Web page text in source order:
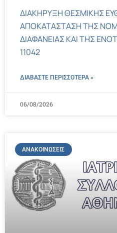
ΔΙΑΚΗΡΥΞΗ ΘΕΣΜΙΚΗΣ
ΑΠΟΚΑΤΑΣΤΑΣΗ ΤΗΣ
ΔΙΑΦΑΝΕΙΑΣ ΚΑΙ ΤΗΣ
11042
ΔΙΑΒΑΣΤΕ ΠΕΡΙΣΣΌΤΕΡΑ »
06/08/2026
ΑΝΑΚΟΙΝΏΣΕΙΣ